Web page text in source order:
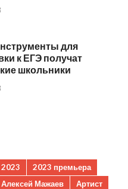
для
к ЕГЭ получат
школьники
2023
2023 премьера
Алексей Мажаев
Артист